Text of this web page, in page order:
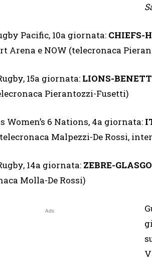
Pacific, 10a giornata: CHIEFS-
Arena e NOW (telecronaca
15a giornata: LIONS-
Pierantozzi-Fusetti)
Women’s 6 Nations, 4a giornata:
Malpezzi-De Rossi,
14a giornata: ZEBRE-
Molla-De Rossi)
Ads